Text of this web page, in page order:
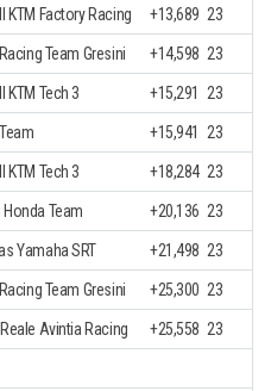
KTM Factory Racing +13,689 23
Team Gresini +14,598 23
KTM Tech 3 +15,291 23
+15,941 23
KTM Tech 3 +18,284 23
Team +20,136 23
Yamaha SRT +21,498 23
Team Gresini +25,300 23
Avintia Racing +25,558 23